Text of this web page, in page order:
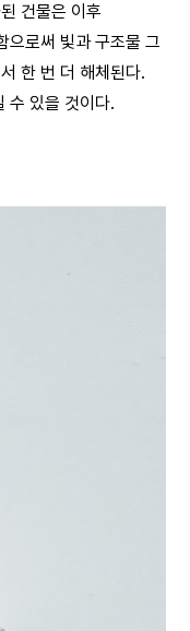
건물은 이후
으로써 빛과 구조물 그
한 번 더 해체된다.
수 있을 것이다.